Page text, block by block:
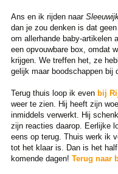
Ans en ik rijden naar
dan je zou denken is dat
om allerhande baby-artikelen
een opvouwbare box, omdat
krijgen. We treffen het, ze
gelijk maar boodschappen bij
Terug thuis loop ik even bij
weer te zien. Hij heeft zijn
inmiddels verwerkt. Hij
zijn reacties daarop. Eerlijke
eens op terug. Thuis werk ik
tot het klaar is. Dan is het
komende dagen! Terug naar